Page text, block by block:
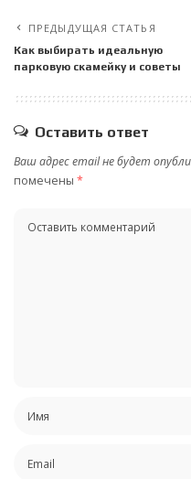
ПРЕДЫДУЩАЯ СТАТЬЯ
Как выбирать идеальную
парковую скамейку и советы
Оставить ответ
Ваш адрес email не будет
помечены *